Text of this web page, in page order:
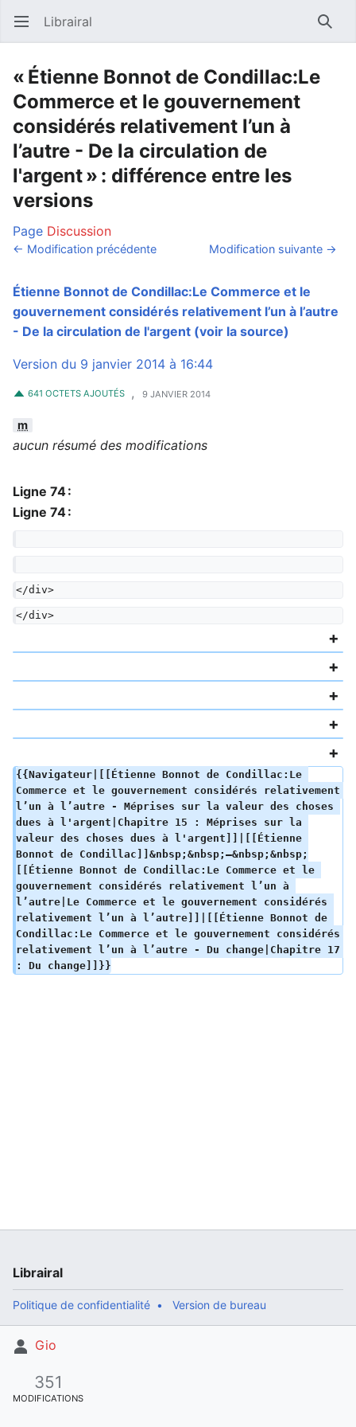
Ouvrir le menu principal Librairal
« Étienne Bonnot de Condillac:Le
Commerce et le gouvernement
considérés relativement l’un à
l’autre - De la circulation de
l'argent » : différence entre les
versions
Page Discussion
← Modification précédente Modification suivante →
Étienne Bonnot de Condillac:Le Commerce et le
gouvernement considérés relativement l’un à l’autre
- De la circulation de l'argent (voir la source)
Version du 9 janvier 2014 à 16:44
641 OCTETS AJOUTÉS , 9 JANVIER 2014
m
aucun résumé des modifications
Ligne 74 :
Ligne 74 :
</div>
</div>
{{Navigateur|[[Étienne Bonnot de Condillac:Le
Commerce et le gouvernement considérés relativement
l’un à l’autre - Méprises sur la valeur des choses
dues à l'argent|Chapitre 15 : Méprises sur la
valeur des choses dues à l'argent]]|[[Étienne
Bonnot de Condillac]]&nbsp;&nbsp;—&nbsp;&nbsp;
[[Étienne Bonnot de Condillac:Le Commerce et le
gouvernement considérés relativement l’un à
l’autre|Le Commerce et le gouvernement considérés
relativement l’un à l’autre]]|[[Étienne Bonnot de
Condillac:Le Commerce et le gouvernement considérés
relativement l’un à l’autre - Du change|Chapitre 17
: Du change]]}}
Gio
351
MODIFICATIONS
Librairal
Politique de confidentialité Version de bureau